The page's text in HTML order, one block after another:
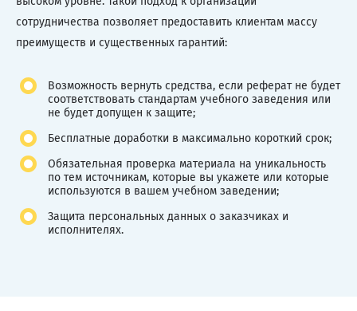
сотрудничества позволяет предоставить клиентам массу
преимуществ и существенных гарантий:
Возможность вернуть средства, если реферат не будет
соответствовать стандартам учебного заведения или
не будет допущен к защите;
Бесплатные доработки в максимально короткий срок;
Обязательная проверка материала на уникальность
по тем источникам, которые вы укажете или которые
используются в вашем учебном заведении;
Защита персональных данных о заказчиках и
исполнителях.